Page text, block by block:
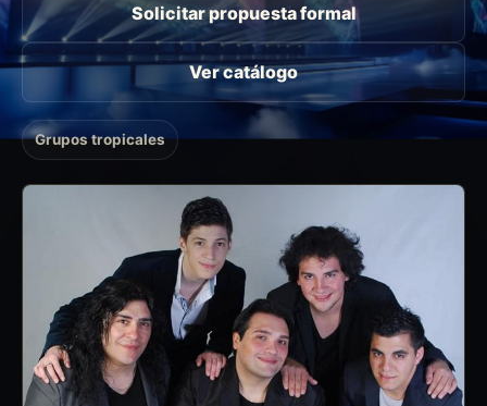
Solicitar propuesta formal
Ver catálogo
Grupos tropicales